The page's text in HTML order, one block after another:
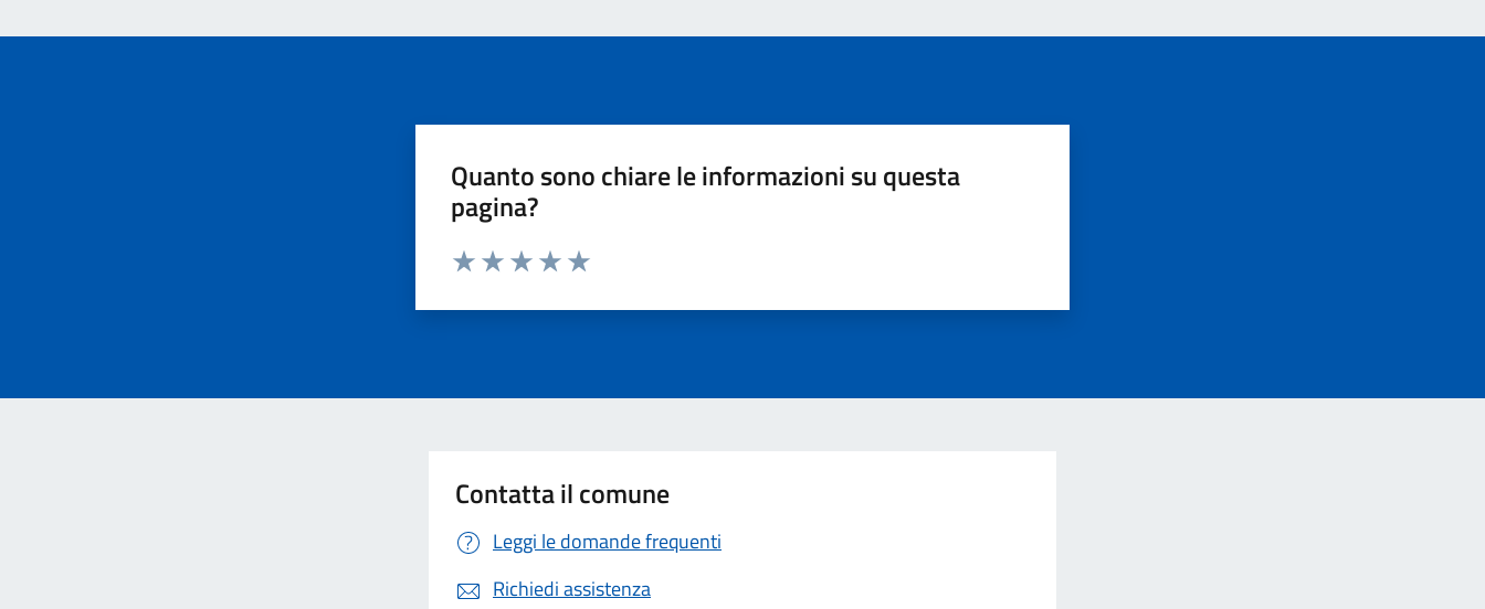
Quanto sono chiare le informazioni su questa
pagina?
Contatta il comune
Leggi le domande frequenti
Richiedi assistenza